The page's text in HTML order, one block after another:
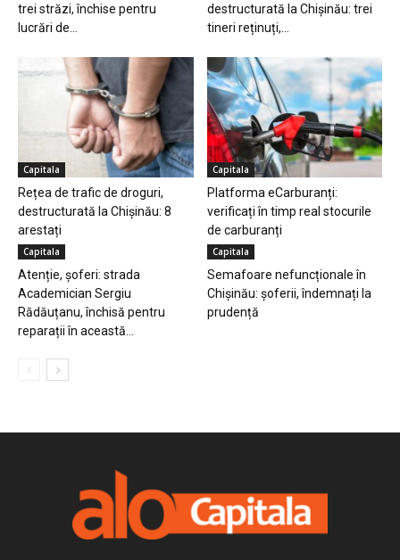
trei străzi, închise pentru
lucrări de...
destructurată la Chișinău: trei
tineri reținuți,...
Capitala
Rețea de trafic de droguri,
destructurată la Chișinău: 8
arestați
Capitala
Platforma eCarburanți:
verificați în timp real stocurile
de carburanți
Capitala
Atenție, șoferi: strada
Academician Sergiu
Rădăuțanu, închisă pentru
reparații în această...
Capitala
Semafoare nefuncționale în
Chișinău: șoferii, îndemnați la
prudență